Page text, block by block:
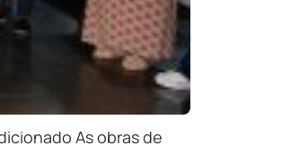
As obras de